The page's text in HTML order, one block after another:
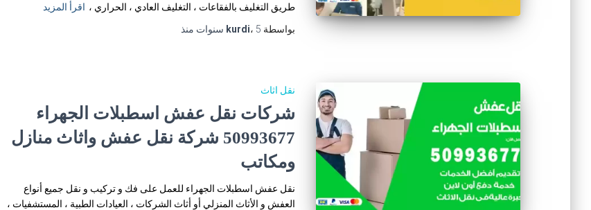
طريق التغليف بالفقاعات ، التغليف العادي ، الحراري ، اقرأ المزيد
بواسطة
kurdi، 5 سنوات منذ
نقل اثاث
شركات نقل عفش اسطبلات الجهراء
50993677 شركة نقل عفش واثاث منازل
ومكاتب
نقل عفش اسطبلات الجهراء للعمل على فك و تركيب و نقل جميع أنواع
العفش و الأثاث المنزلي أو أثاث الشركات ، العيادات الطبية ، المستشفيات ،